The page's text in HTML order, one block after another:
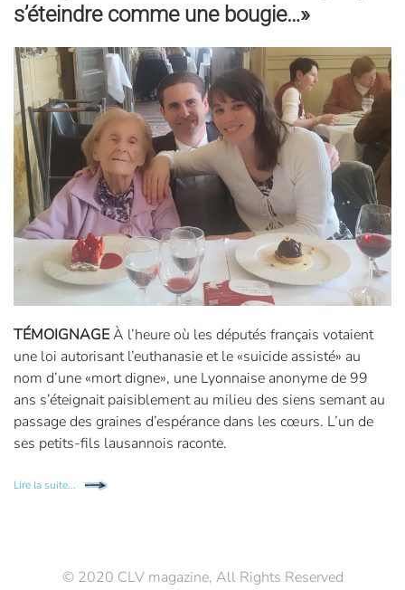
s’éteindre comme une bougie…»
TÉMOIGNAGEÀ l’heure où les députés français votaient
une loi autorisant l’euthanasie et le «suicide assisté» au
nom d’une «mort digne», une Lyonnaise anonyme de 99
ans s’éteignait paisiblement au milieu des siens semant au
passage des graines d’espérance dans les cœurs. L’un de
ses petits-fils lausannois raconte.
Lire la suite...
© 2020 CLV magazine, All Rights Reserved